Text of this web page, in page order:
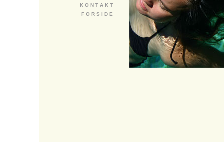
K O N T A K T
F O R S I D E